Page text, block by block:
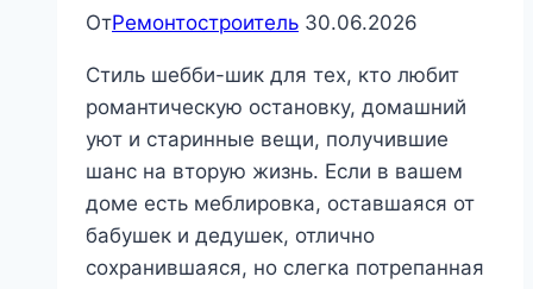
после
|
Стройматериалы
и
технологии
ОтРемонтостроитель 30.06.2026
Стиль шебби-шик для тех, кто любит
романтическую остановку, домашний
уют и старинные вещи, получившие
шанс на вторую жизнь. Если в вашем
доме есть меблировка, оставшаяся от
бабушек и дедушек, отлично
сохранившаяся, но слегка потрепанная